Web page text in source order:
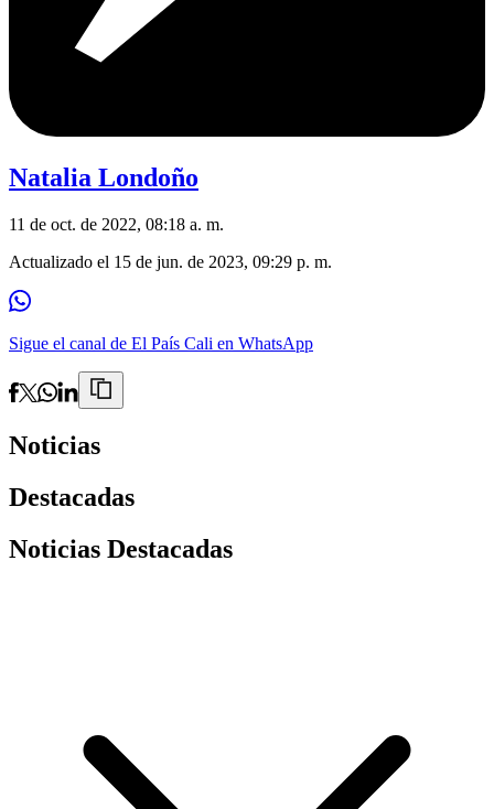
Natalia Londoño
11 de oct. de 2022, 08:18 a. m.
Actualizado el 15 de jun. de 2023, 09:29 p. m.
Sigue el canal de El País Cali en WhatsApp
Noticias
Destacadas
Noticias Destacadas